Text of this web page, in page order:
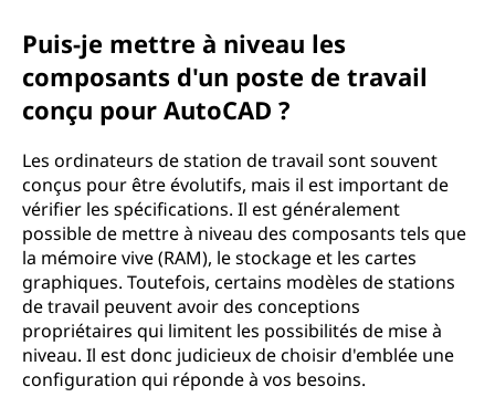
Puis-je mettre à niveau les
composants d'un poste de travail
conçu pour AutoCAD ?
Les ordinateurs de station de travail sont souvent
conçus pour être évolutifs, mais il est important de
vérifier les spécifications. Il est généralement
possible de mettre à niveau des composants tels que
la mémoire vive (RAM), le stockage et les cartes
graphiques. Toutefois, certains modèles de stations
de travail peuvent avoir des conceptions
propriétaires qui limitent les possibilités de mise à
niveau. Il est donc judicieux de choisir d'emblée une
configuration qui réponde à vos besoins.